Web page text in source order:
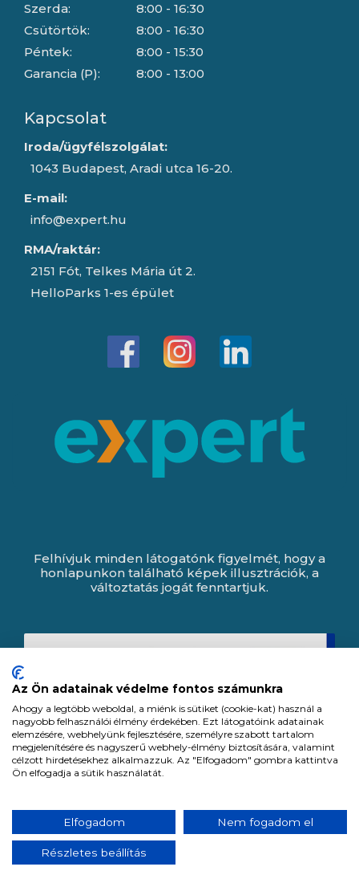
Szerda:
Csütörtök:
Péntek:
Garancia (P):
8:00 - 16:30
8:00 - 16:30
8:00 - 15:30
8:00 - 13:00
Kapcsolat
Iroda/ügyfélszolgálat:
1043 Budapest, Aradi utca 16-20.
E-mail:
info@expert.hu
RMA/raktár:
2151 Fót, Telkes Mária út 2.
HelloParks 1-es épület
Felhívjuk minden látogatónk figyelmét, hogy a
honlapunkon található képek illusztrációk, a
változtatás jogát fenntartjuk.
Minden jog fenntartva. All rights reserved.
Tervezte és készítette:
Vision-Software, az Octopus 8 ERP forgalmazója.
Az Ön adatainak védelme fontos számunkra
Ahogy a legtöbb weboldal, a miénk is sütiket (cookie-kat) használ a
nagyobb felhasználói élmény érdekében. Ezt látogatóink adatainak
elemzésére, webhelyünk fejlesztésére, személyre szabott tartalom
megjelenítésére és nagyszerű webhely-élmény biztosítására, valamint
célzott hirdetésekhez alkalmazzuk. Az "Elfogadom" gombra kattintva
Ön elfogadja a sütik használatát.
Elfogadom Nem fogadom el
Részletes beállítás